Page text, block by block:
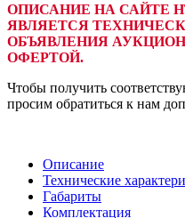
ОПИСАНИЕ НА САЙТЕ
ЯВЛЯЕТСЯ
ОБЪЯВЛЕНИЯ
ОФЕРТОЙ.
Чтобы получить
просим обратиться к нам
Описание
Технические
Габариты
Комплектация